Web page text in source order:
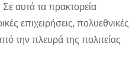
αυτά τα πρακτορεία
επιχειρήσεις, πολυεθνικές
την πλευρά της πολιτείας